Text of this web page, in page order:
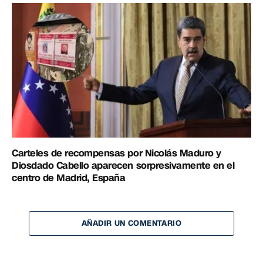
Carteles de recompensas por Nicolás Maduro y
Diosdado Cabello aparecen sorpresivamente en el
centro de Madrid, España
AÑADIR UN COMENTARIO